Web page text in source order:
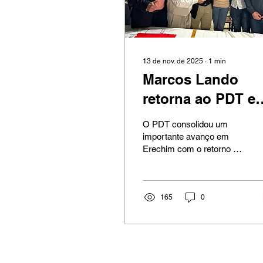
13 de nov. de 2025 ∙ 1 min
Marcos Lando
retorna ao PDT e
reforça projeto
trabalhista em
Erechim
O PDT consolidou um
importante avanço em
Erechim com o retorno de
Regional do PDT,
feira (7), e marcou um
165 0